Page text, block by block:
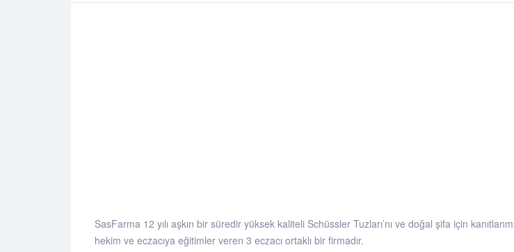
SasFarma 12 yılı aşkın bir süredir yüksek kaliteli Schüssler Tuzları’nı ve doğal şifa için
hekim ve eczacıya eğitimler veren 3 eczacı ortaklı bir firmadır.